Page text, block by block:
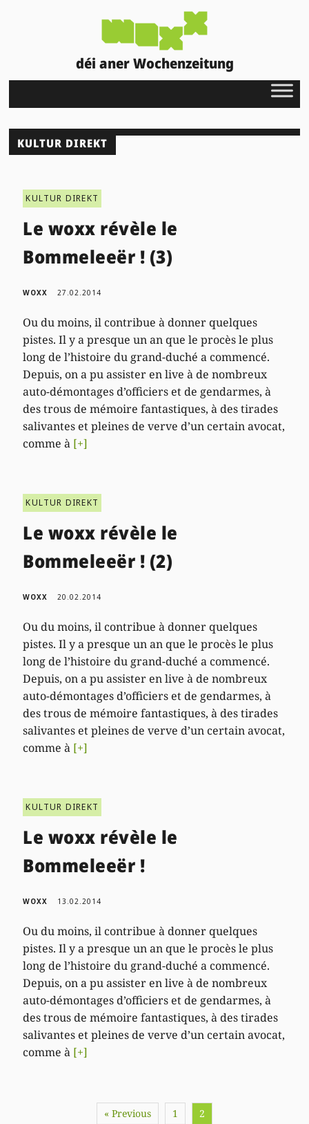
déi aner Wochenzeitung
KULTUR DIREKT
KULTUR DIREKT
Le woxx révèle le
Bommeleeër ! (3)
WOXX 27.02.2014
Ou du moins, il contribue à donner quelques
pistes. Il y a presque un an que le procès le plus
long de l’histoire du grand-duché a commencé.
Depuis, on a pu assister en live à de nombreux
auto-démontages d’officiers et de gendarmes, à
des trous de mémoire fantastiques, à des tirades
salivantes et pleines de verve d’un certain avocat,
comme à [+]
KULTUR DIREKT
Le woxx révèle le
Bommeleeër ! (2)
WOXX 20.02.2014
Ou du moins, il contribue à donner quelques
pistes. Il y a presque un an que le procès le plus
long de l’histoire du grand-duché a commencé.
Depuis, on a pu assister en live à de nombreux
auto-démontages d’officiers et de gendarmes, à
des trous de mémoire fantastiques, à des tirades
salivantes et pleines de verve d’un certain avocat,
comme à [+]
KULTUR DIREKT
Le woxx révèle le
Bommeleeër !
WOXX 13.02.2014
Ou du moins, il contribue à donner quelques
pistes. Il y a presque un an que le procès le plus
long de l’histoire du grand-duché a commencé.
Depuis, on a pu assister en live à de nombreux
auto-démontages d’officiers et de gendarmes, à
des trous de mémoire fantastiques, à des tirades
salivantes et pleines de verve d’un certain avocat,
comme à [+]
« Previous 1 2